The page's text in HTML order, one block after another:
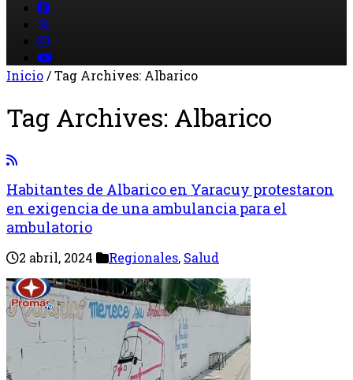
Inicio/Tag Archives: Albarico
Tag Archives: Albarico
Habitantes de Albarico en Yaracuy protestaron
en exigencia de una ambulancia para el
ambulatorio
2 abril, 2024 Regionales, Salud